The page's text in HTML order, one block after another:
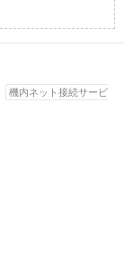
機内ネット接続サービ